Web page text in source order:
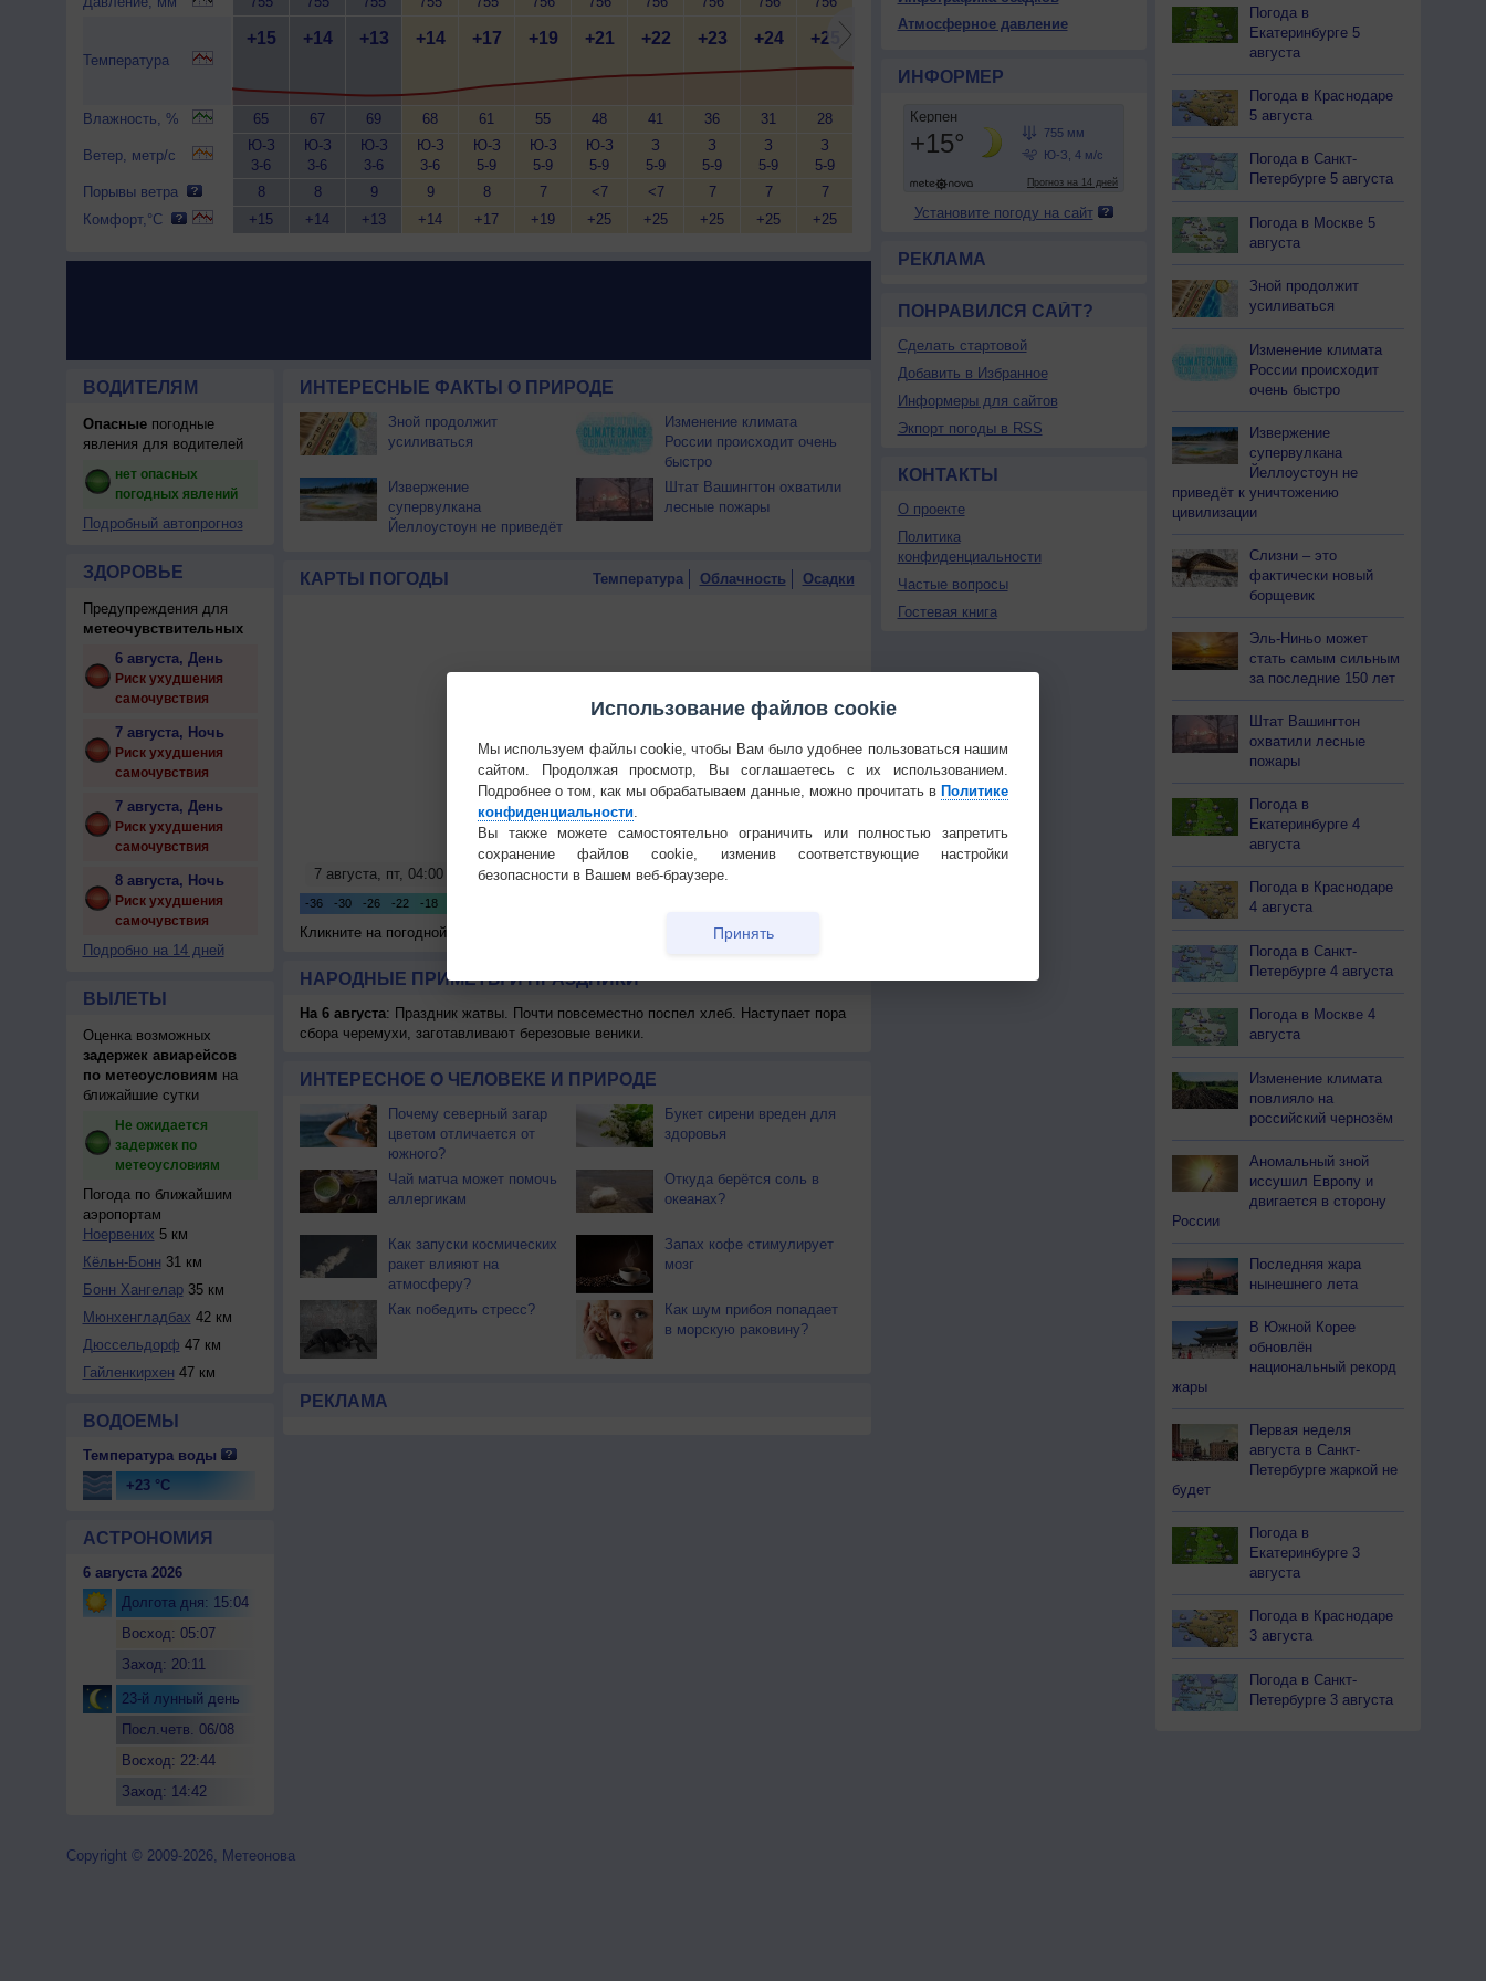
Температура
Влажность, %
Ветер, метр/с
Порывы ветра
Комфорт,°C
+15
65
Ю-З
3-6
8
+15
+14
67
Ю-З
3-6
8
+14
+13
69
Ю-З
3-6
9
+13
+14
68
Ю-З
3-6
9
+14
+17
61
Ю-З
5-9
8
+17
+19
55
Ю-З
5-9
7
+19
+21
48
Ю-З
5-9
<7
+25
+22
41
З
5-9
<7
+25
+23
36
З
5-9
7
+25
+24
31
З
5-9
7
+25
+25
28
З
5-9
7
+25
+25
25
З
<7
+25
+26
Ю-З
+26
<7
+26
7
+25
+25
+20
37
5-9
10
+25
+18
43
3-6
+18
+16
3-6
+16
ВОДИТЕЛЯМ
Опасныепогодные
явления для водителей
нет опасных
погодных явлений
Подробный автопрогноз
ЗДОРОВЬЕ
Предупреждения для
метеочувствительных
6 августа, День
Риск ухудшения
самочувствия
7 августа, Ночь
Риск ухудшения
самочувствия
7 августа, День
Риск ухудшения
самочувствия
8 августа, Ночь
Риск ухудшения
самочувствия
Подробно на 14 дней
ВЫЛЕТЫ
Оценка возможных
задержек авиарейсов
по метеоусловиям на
ближайшие сутки
Не ожидается
задержек по
метеоусловиям
Погода по ближайшим
аэропортам
Ноервених 5 км
Кёльн-Бонн 31 км
Бонн Хангелар35 км
Мюнхенгладбах 42 км
Дюссельдорф 47 км
Гайленкирхен 47 км
ВОДОЕМЫ
Температура воды
+23 °C
АСТРОНОМИЯ
6 августа 2026
Долгота дня: 15:04
Восход: 05:07
Заход: 20:11
23-й лунный день
Посл.четв. 06/08
Восход: 22:44
Заход: 14:42
ИНТЕРЕСНЫЕ ФАКТЫ О ПРИРОДЕ
Зной продолжит
усиливаться
Изменение климата
России происходит очень
быстро
Извержение
супервулкана
Йеллоустоун не приведёт
Штат Вашингтон охватили
лесные пожары
КАРТЫ ПОГОДЫ Температура Облачность Осадки
Кликните на погодной карте для получения подробных данных
НАРОДНЫЕ ПРИМЕТЫ И ПРАЗДНИКИ
На 6 августа: Праздник жатвы. Почти повсеместно поспел хлеб. Наступает пора
сбора черемухи, заготавливают березовые веники.
ИНТЕРЕСНОЕ О ЧЕЛОВЕКЕ И ПРИРОДЕ
Почему северный загар
цветом отличается от
южного?
Букет сирени вреден для
здоровья
Чай матча может помочь
аллергикам
Откуда берётся соль в
океанах?
Как запуски космических
ракет влияют на
атмосферу?
Запах кофе стимулирует
мозг
Как победить стресс?
Как шум прибоя попадает
в морскую раковину?
РЕКЛАМА
Атмосферное давление
ИНФОРМЕР
Установите погоду на сайт
РЕКЛАМА
ПОНРАВИЛСЯ САЙТ?
Сделать стартовой
Добавить в Избранное
Информеры для сайтов
Экпорт погоды в RSS
КОНТАКТЫ
О проекте
Политика
конфиденциальности
Частые вопросы
Гостевая книга
Погода в
Екатеринбурге 5
августа
Погода в Краснодаре
5 августа
Погода в Санкт-
Петербурге 5 августа
Погода в Москве 5
августа
Зной продолжит
усиливаться
Изменение климата
России происходит
очень быстро
Извержение
супервулкана
Йеллоустоун не
приведёт к уничтожению
цивилизации
Слизни – это
фактически новый
борщевик
Эль-Ниньо может
стать самым сильным
за последние 150 лет
Штат Вашингтон
охватили лесные
пожары
Погода в
Екатеринбурге 4
августа
Погода в Краснодаре
4 августа
Погода в Санкт-
Петербурге 4 августа
Погода в Москве 4
августа
Изменение климата
повлияло на
российский чернозём
Аномальный зной
иссушил Европу и
двигается в сторону
России
Последняя жара
нынешнего лета
В Южной Корее
обновлён
национальный рекорд
жары
Первая неделя
августа в Санкт-
Петербурге жаркой не
будет
Погода в
Екатеринбурге 3
августа
Погода в Краснодаре
3 августа
Погода в Санкт-
Петербурге 3 августа
Copyright © 2009-2026, Метеонова
Использование файлов cookie
Мы используем файлы cookie, чтобы Вам было удобнее пользоваться нашим
сайтом. Продолжая просмотр, Вы соглашаетесь с их использованием.
Подробнее о том, как мы обрабатываем данные, можно прочитать в Политике
конфиденциальности
Вы также можете самостоятельно ограничить или полностью запретить
сохранение файлов cookie, изменив соответствующие настройки
безопасности в Вашем веб-браузере.
Принять